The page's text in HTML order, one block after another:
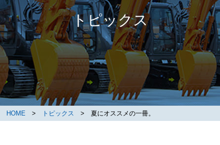
トピックス
HOME > トピックス > 夏にオススメの一冊。